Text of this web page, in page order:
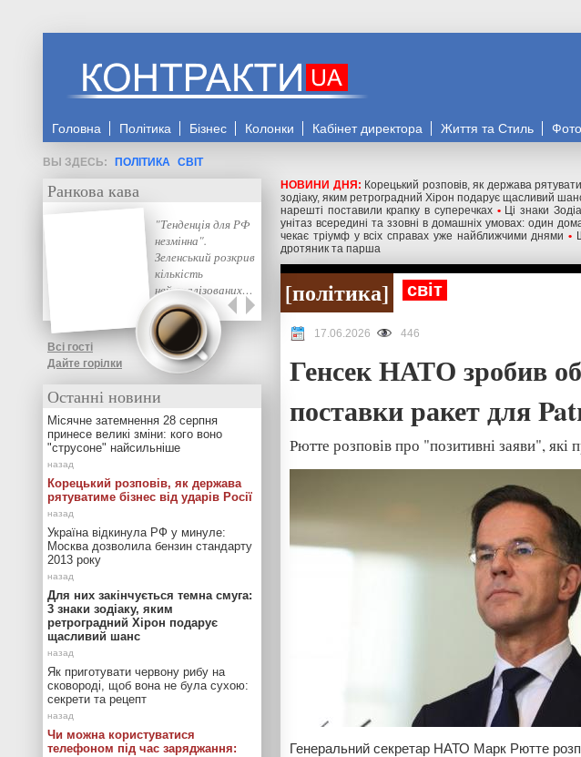
Головна Політика Бізнес Колонки Кабінет директора Життя та Стиль Фото
ПОЛІТИКА СВІТ
НОВИНИ ДНЯ: Корецький розповів, як держава
зодіаку, яким ретроградний Хірон подарує щасливий
нарешті поставили крапку в суперечках • Ці знаки
унітаз всередині та ззовні в домашніх умовах: один
чекає тріумф у всіх справах уже найближчими днями •
дротяник та парша
політика світ
17.06.2026 446
Генсек НАТО зробив
поставки ракет для
Рютте розповів про "позитивні заяви", які
Генеральний секретар НАТО Марк Рютте
Ранкова кава
"Тенденція для РФ
незмінна".
Зеленський розкрив
кількість
нейтралізованих…
Всі гості
Дайте горілки
Останні новини
Місячне затемнення 28 серпня
принесе великі зміни: кого воно
"струсоне" найсильніше
Корецький розповів, як держава
рятуватиме бізнес від ударів Росії
Україна відкинула РФ у минуле:
Москва дозволила бензин стандарту
2013 року
Для них закінчується темна смуга:
3 знаки зодіаку, яким
ретроградний Хірон подарує
щасливий шанс
Як приготувати червону рибу на
сковороді, щоб вона не була сухою:
секрети та рецепт
Чи можна користуватися
телефоном під час заряджання: